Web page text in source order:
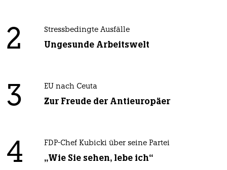
2 Stressbedingte Ausfälle
Ungesunde Arbeitswelt
3 EU nach Ceuta
Zur Freude der Antieuropäer
4 FDP-Chef Kubicki über seine Partei
„Wie Sie sehen, lebe ich“